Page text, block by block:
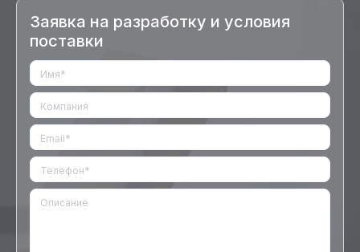
Заявка на разработку и условия
поставки